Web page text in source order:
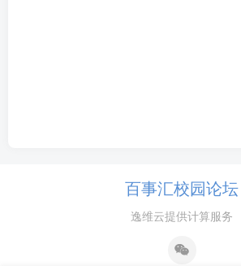
百事汇校园论坛
逸维云提供计算服务